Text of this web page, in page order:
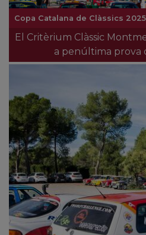
Copa Catalana de Clàssics 2025
El Critèrium Clàssic
a penúltima prova